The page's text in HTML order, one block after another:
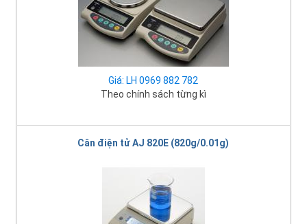
Giá: LH 0969 882 782
Theo chính sách từng kì
Cân điện tử AJ 820E (820g/0.01g)